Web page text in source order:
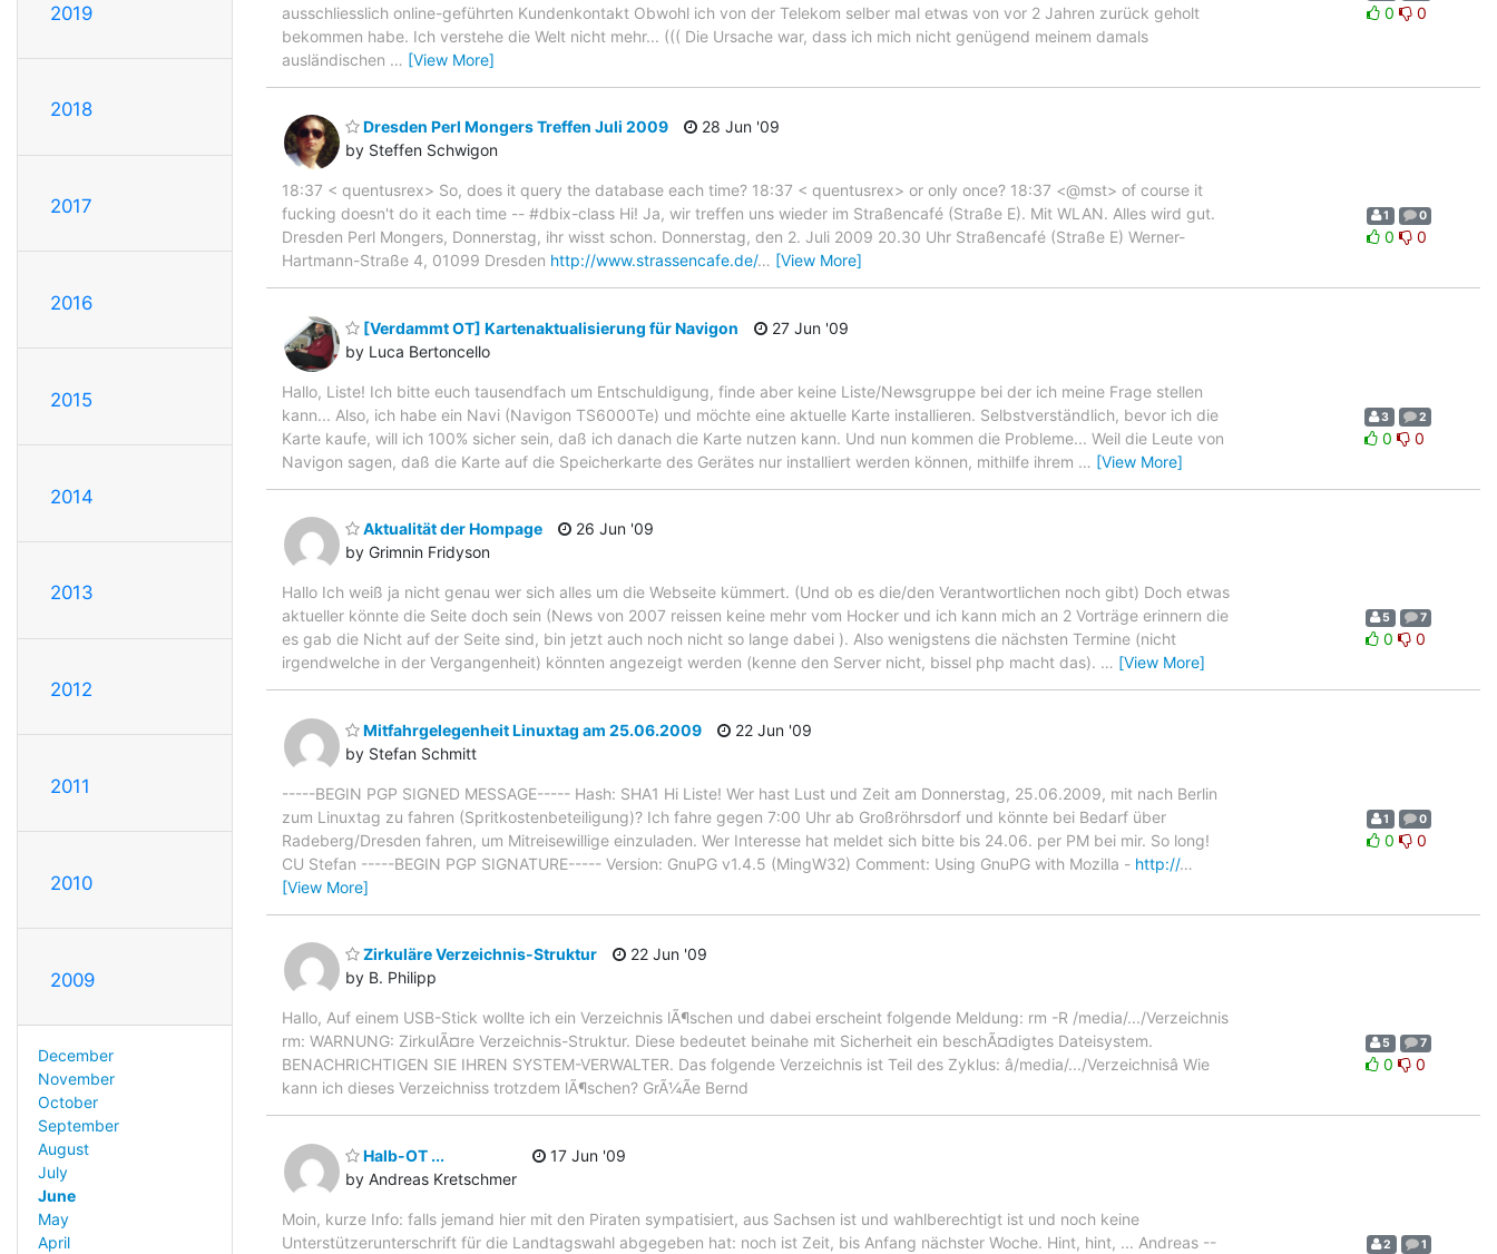
2019
2018
2017
2016
2015
2014
2013
2012
2011
2010
2009
December
November
October
September
August
July
June
May
April
ausschliesslich online-geführten Kundenkontakt Obwohl ich von der Telekom selber mal etwas von vor 2 Jahren zurück geholt
bekommen habe. Ich verstehe die Welt nicht mehr... ((( Die Ursache war, dass ich mich nicht genügend meinem damals
ausländischen … [View More]
0 0
Dresden Perl Mongers Treffen Juli 2009
by Steffen Schwigon
28 Jun '09
18:37 < quentusrex> So, does it query the database each time? 18:37 < quentusrex> or only once? 18:37 <@mst> of course it
fucking doesn't do it each time -- #dbix-class Hi! Ja, wir treffen uns wieder im Straßencafé (Straße E). Mit WLAN. Alles wird gut.
Dresden Perl Mongers, Donnerstag, ihr wisst schon. Donnerstag, den 2. Juli 2009 20.30 Uhr Straßencafé (Straße E) Werner-
Hartmann-Straße 4, 01099 Dresden http://www.strassencafe.de/… [View More]
1 0
0 0
[Verdammt OT] Kartenaktualisierung für Navigon
by Luca Bertoncello
27 Jun '09
Hallo, Liste! Ich bitte euch tausendfach um Entschuldigung, finde aber keine Liste/Newsgruppe bei der ich meine Frage stellen
kann... Also, ich habe ein Navi (Navigon TS6000Te) und möchte eine aktuelle Karte installieren. Selbstverständlich, bevor ich die
Karte kaufe, will ich 100% sicher sein, daß ich danach die Karte nutzen kann. Und nun kommen die Probleme... Weil die Leute von
Navigon sagen, daß die Karte auf die Speicherkarte des Gerätes nur installiert werden können, mithilfe ihrem … [View More]
3 2
0 0
Aktualität der Hompage
by Grimnin Fridyson
26 Jun '09
Hallo Ich weiß ja nicht genau wer sich alles um die Webseite kümmert. (Und ob es die/den Verantwortlichen noch gibt) Doch etwas
aktueller könnte die Seite doch sein (News von 2007 reissen keine mehr vom Hocker und ich kann mich an 2 Vorträge erinnern die
es gab die Nicht auf der Seite sind, bin jetzt auch noch nicht so lange dabei ). Also wenigstens die nächsten Termine (nicht
irgendwelche in der Vergangenheit) könnten angezeigt werden (kenne den Server nicht, bissel php macht das). … [View More]
5 7
0 0
Mitfahrgelegenheit Linuxtag am 25.06.2009
by Stefan Schmitt
22 Jun '09
-----BEGIN PGP SIGNED MESSAGE----- Hash: SHA1 Hi Liste! Wer hast Lust und Zeit am Donnerstag, 25.06.2009, mit nach Berlin
zum Linuxtag zu fahren (Spritkostenbeteiligung)? Ich fahre gegen 7:00 Uhr ab Großröhrsdorf und könnte bei Bedarf über
Radeberg/Dresden fahren, um Mitreisewillige einzuladen. Wer Interesse hat meldet sich bitte bis 24.06. per PM bei mir. So long!
CU Stefan -----BEGIN PGP SIGNATURE----- Version: GnuPG v1.4.5 (MingW32) Comment: Using GnuPG with Mozilla - http://…
[View More]
1 0
0 0
Zirkuläre Verzeichnis-Struktur
by B. Philipp
22 Jun '09
Hallo, Auf einem USB-Stick wollte ich ein Verzeichnis lÃ¶schen und dabei erscheint folgende Meldung: rm -R /media/.../Verzeichnis
rm: WARNUNG: ZirkulÃ¤re Verzeichnis-Struktur. Diese bedeutet beinahe mit Sicherheit ein beschÃ¤digtes Dateisystem.
BENACHRICHTIGEN SIE IHREN SYSTEM-VERWALTER. Das folgende Verzeichnis ist Teil des Zyklus: â/media/.../Verzeichnisâ Wie
kann ich dieses Verzeichniss trotzdem lÃ¶schen? GrÃ¼Ãe Bernd
5 7
0 0
Halb-OT ...
by Andreas Kretschmer
17 Jun '09
Moin, kurze Info: falls jemand hier mit den Piraten sympatisiert, aus Sachsen ist und wahlberechtigt ist und noch keine
Unterstützerunterschrift für die Landtagswahl abgegeben hat: noch ist Zeit, bis Anfang nächster Woche. Hint, hint, ... Andreas --
2 1